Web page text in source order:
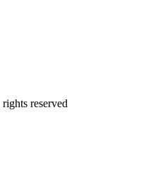
reserved